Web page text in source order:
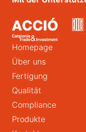
Homepage
Über uns
Fertigung
Qualität
Compliance
Produkte